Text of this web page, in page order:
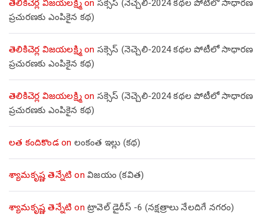
తెలికిచెర్ల విజయలక్ష్మిon సక్సెస్ (నెచ్చెలి-2024 కథల పోటీలో సాధారణ
ప్రచురణకు ఎంపికైన కథ)
తెలికిచెర్ల విజయలక్ష్మిon సక్సెస్ (నెచ్చెలి-2024 కథల పోటీలో సాధారణ
ప్రచురణకు ఎంపికైన కథ)
తెలికిచెర్ల విజయలక్ష్మిon సక్సెస్ (నెచ్చెలి-2024 కథల పోటీలో సాధారణ
ప్రచురణకు ఎంపికైన కథ)
లత కందికొండon లంకంత ఇల్లు (కథ)
శ్యామకృష్ణ తెన్నేటి on విజయం (కవిత)
శ్యామకృష్ణ తెన్నేటి on ట్రావెల్ డైరీస్ -6 (నక్షత్రాలు నేలదిగే నగరం)